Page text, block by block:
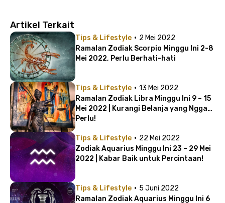
Artikel Terkait
Tips & Lifestyle · 2 Mei 2022
Ramalan Zodiak Scorpio Minggu Ini 2-8
Mei 2022, Perlu Berhati-hati
Tips & Lifestyle · 13 Mei 2022
Ramalan Zodiak Libra Minggu Ini 9 – 15
Mei 2022 | Kurangi Belanja yang Nggak
Perlu!
Tips & Lifestyle · 22 Mei 2022
Zodiak Aquarius Minggu Ini 23 – 29 Mei
2022 | Kabar Baik untuk Percintaan!
Tips & Lifestyle · 5 Juni 2022
Ramalan Zodiak Aquarius Minggu Ini 6